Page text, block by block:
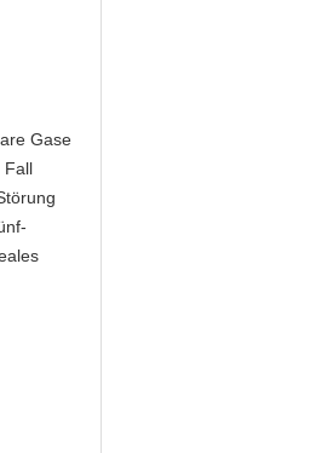
Gase
Fall